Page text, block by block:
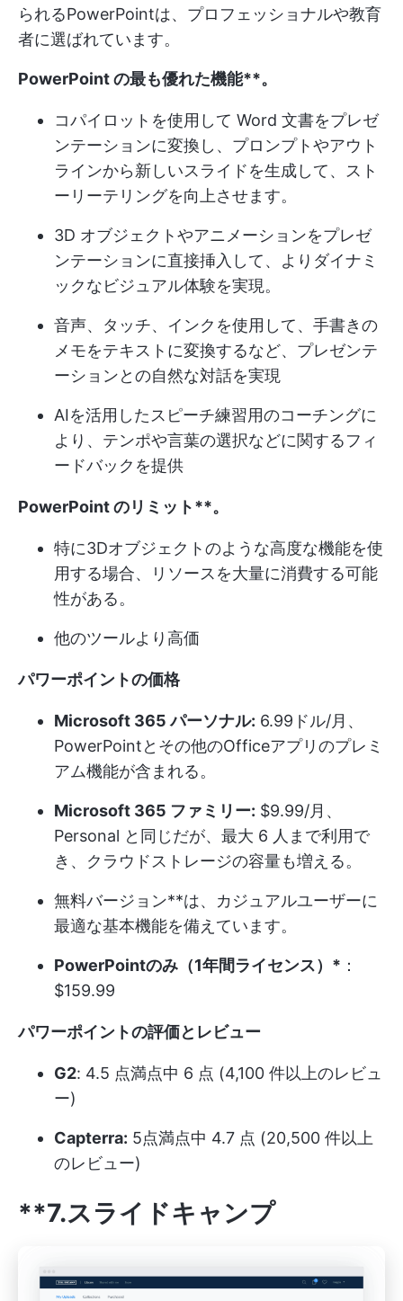
られるPowerPointは、プロフェッショナルや教育
者に選ばれています。
PowerPoint の最も優れた機能**。
コパイロットを使用して Word 文書をプレゼ
ンテーションに変換し、プロンプトやアウト
ラインから新しいスライドを生成して、スト
ーリーテリングを向上させます。
3D オブジェクトやアニメーションをプレゼ
ンテーションに直接挿入して、よりダイナミ
ックなビジュアル体験を実現。
音声、タッチ、インクを使用して、手書きの
メモをテキストに変換するなど、プレゼンテ
ーションとの自然な対話を実現
AIを活用したスピーチ練習用のコーチングに
より、テンポや言葉の選択などに関するフィ
ードバックを提供
PowerPoint のリミット**。
特に3Dオブジェクトのような高度な機能を使
用する場合、リソースを大量に消費する可能
性がある。
他のツールより高価
パワーポイントの価格
Microsoft 365 パーソナル: 6.99ドル/月、
PowerPointとその他のOfficeアプリのプレミ
アム機能が含まれる。
Microsoft 365 ファミリー: $9.99/月、
Personal と同じだが、最大 6 人まで利用で
き、クラウドストレージの容量も増える。
無料バージョン**は、カジュアルユーザーに
最適な基本機能を備えています。
PowerPointのみ（1年間ライセンス）* ：
$159.99
パワーポイントの評価とレビュー
G2: 4.5 点満点中 6 点 (4,100 件以上のレビュ
ー)
Capterra: 5点満点中 4.7 点 (20,500 件以上
のレビュー)
**7.スライドキャンプ